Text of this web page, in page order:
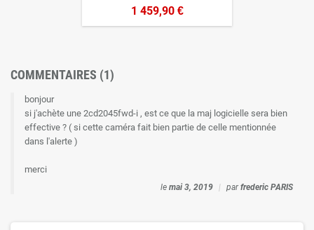
1 459,90 €
COMMENTAIRES (1)
bonjour
si j'achète une 2cd2045fwd-i , est ce que la maj logicielle sera bien
effective ? ( si cette caméra fait bien partie de celle mentionnée
dans l'alerte )
merci
le mai 3, 2019 | parfrederic PARIS